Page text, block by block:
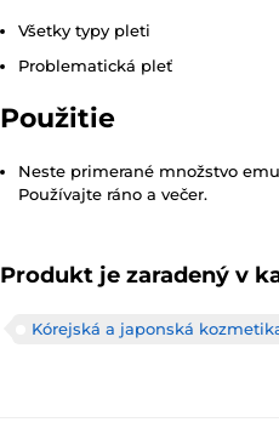
Všetky typy pleti
Problematická pleť
Použitie
Neste primerané množstvo
Používajte ráno a večer.
Produkt je zaradený v
Kórejská a japonská